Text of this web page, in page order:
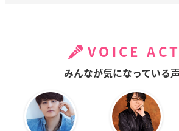
朴?美、立花慎之介、佐藤利奈、鳥海浩輔
弘、久川綾、緑川光、緒方恵美、ほか
※担当キャラクター順・敬称略
【早期予約特典】
アルバムジャケットイラストを使用した
VOICE
みんなが気になっている